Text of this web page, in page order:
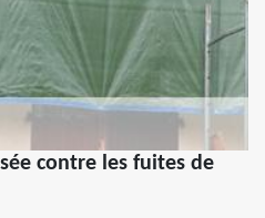
contre les fuites de